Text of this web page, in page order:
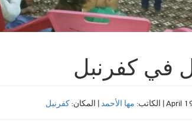
في كفرنبل
مها الأحمد | المكان:كفرنبل